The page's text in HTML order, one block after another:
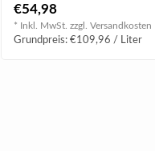
am G..
€54,98
* Inkl. MwSt. zzgl. Versandkosten
Grundpreis: €109,96 / Liter